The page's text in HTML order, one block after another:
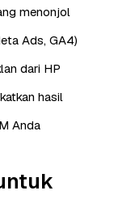
menonjol
Ads, GA4)
dari HP
hasil
Anda